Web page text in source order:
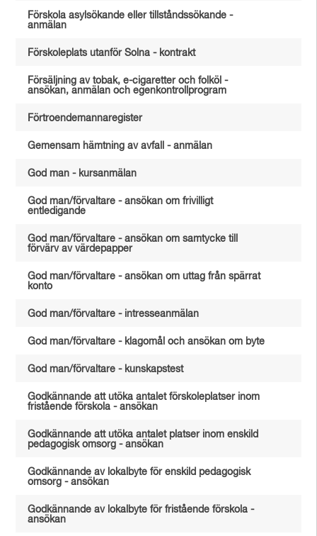
Förskola asylsökande eller tillståndssökande -
anmälan
Förskoleplats utanför Solna - kontrakt
Försäljning av tobak, e-cigaretter och folköl -
ansökan, anmälan och egenkontrollprogram
Förtroendemannaregister
Gemensam hämtning av avfall - anmälan
God man - kursanmälan
God man/förvaltare - ansökan om frivilligt
entledigande
God man/förvaltare - ansökan om samtycke till
förvärv av värdepapper
God man/förvaltare - ansökan om uttag från spärrat
konto
God man/förvaltare - intresseanmälan
God man/förvaltare - klagomål och ansökan om byte
God man/förvaltare - kunskapstest
Godkännande att utöka antalet förskoleplatser inom
fristående förskola - ansökan
Godkännande att utöka antalet platser inom enskild
pedagogisk omsorg - ansökan
Godkännande av lokalbyte för enskild pedagogisk
omsorg - ansökan
Godkännande av lokalbyte för fristående förskola -
ansökan